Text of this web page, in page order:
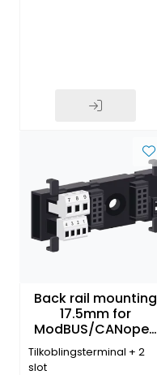
Back rail mounting
17.5mm for
ModBUS/CANopen
moduler
Tilkoblingsterminal + 2
slot